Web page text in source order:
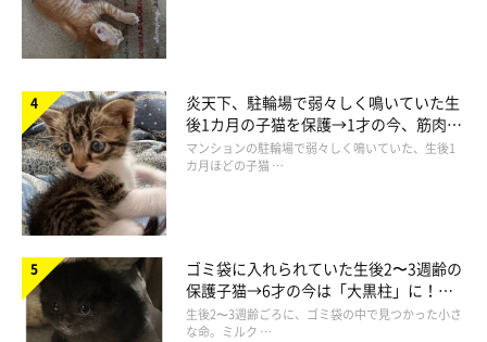
炎天下、駐輪場で弱々しく鳴いていた生
後1カ月の子猫を保護→1才の今、筋肉質
でツンデレなコに成長
マンションの駐輪場で弱々しく鳴いていた、生後1
カ月ほどの子猫 …
ゴミ袋に入れられていた生後2〜3週齢の
保護子猫→6才の今は「大黒柱」に！
美しい黒猫に成長した姿にグッとくる
生後2〜3週齢ごろに、ゴミ袋の中で見つかった小さ
な命。ミルク …